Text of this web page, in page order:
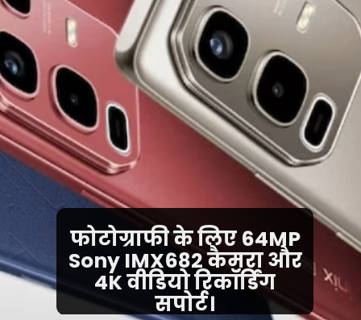
फोटोग्राफी के लिए 64MP
Sony IMX682 कैमरा और
4K वीडियो रिकॉर्डिंग
सपोर्ट।